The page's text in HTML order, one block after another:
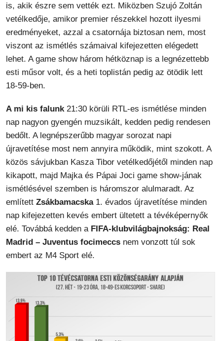
is, akik észre sem vették ezt. Miközben Szujó Zoltán
vetélkedője, amikor premier részekkel hozott ilyesmi
eredményeket, azzal a csatornája biztosan nem, most
viszont az ismétlés számaival kifejezetten elégedett
lehet. A game show három hétköznap is a legnézettebb
esti műsor volt, és a heti toplistán pedig az ötödik lett
18-59-ben.
A mi kis falunk 21:30 körüli RTL-es ismétlése minden
nap nagyon gyengén muzsikált, kedden pedig rendesen
bedőlt. A legnépszerűbb magyar sorozat napi
újravetítése most nem annyira működik, mint szokott. A
közös sávjukban Kasza Tibor vetélkedőjétől minden nap
kikapott, majd Majka és Pápai Joci game show-jának
ismétlésével szemben is háromszor alulmaradt. Az
említett Zsákbamacska1. évados újravetítése minden
nap kifejezetten kevés embert ültetett a tévéképernyők
elé. Továbbá kedden a FIFA-klubvilágbajnokság: Real
Madrid – Juventus focimeccs nem vonzott túl sok
embert az M4 Sport elé.